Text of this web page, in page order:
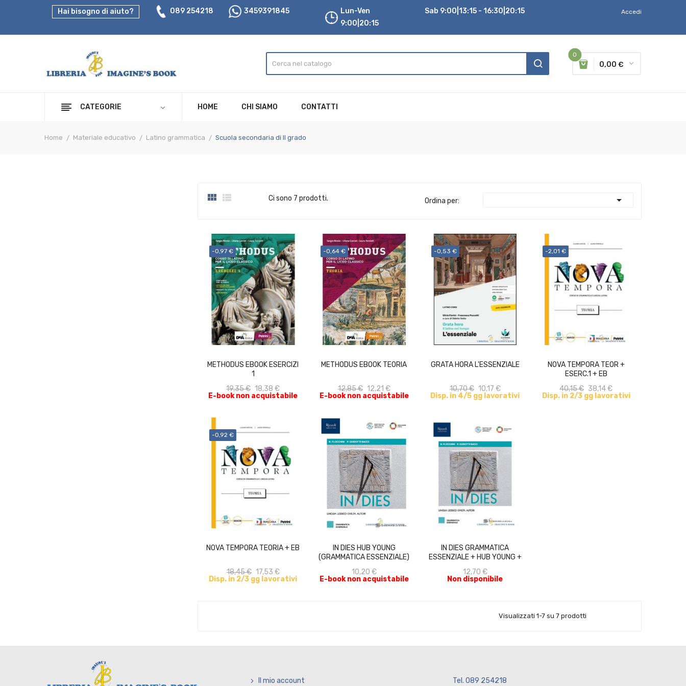
Hai bisogno di aiuto? 089 254218 3459391845
Lun-Ven
9:00|20:15
Sab 9:00|13:15 - 16:30|20:15 Accedi
0
0,00 €
CATEGORIE HOME CHI SIAMO CONTATTI
Home Materiale educativo Latino grammatica Scuola secondaria di II grado
  Ci sono 7 prodotti. Ordina per: 
-0,97 €
METHODUS EBOOK ESERCIZI
1
19,35 € 18,38 €
E-book non acquistabile
ACQUISTA
-0,64 €
METHODUS EBOOK TEORIA
12,85 € 12,21 €
E-book non acquistabile
ACQUISTA
-0,53 €
GRATA HORA L'ESSENZIALE
10,70 € 10,17 €
Disp. in 4/5 gg lavorativi
ACQUISTA
-2,01 €
NOVA TEMPORA TEOR +
ESERC.1 + EB
40,15 € 38,14 €
Disp. in 2/3 gg lavorativi
ACQUISTA
-0,92 €
NOVA TEMPORA TEORIA + EB
18,45 € 17,53 €
Disp. in 2/3 gg lavorativi
ACQUISTA
IN DIES HUB YOUNG
(GRAMMATICA ESSENZIALE)
10,20 €
E-book non acquistabile
ACQUISTA
IN DIES GRAMMATICA
ESSENZIALE + HUB YOUNG +
12,70 €
Non disponibile
ACQUISTA
Visualizzati 1-7 su 7 prodotti
Il mio account
Tel. 089 254218